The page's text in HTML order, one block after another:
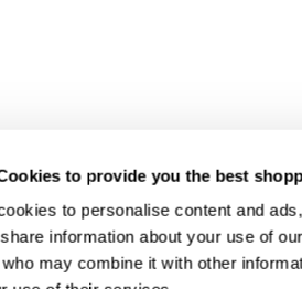
to provide you the best
to personalise content and
information about your use of
may combine it with other